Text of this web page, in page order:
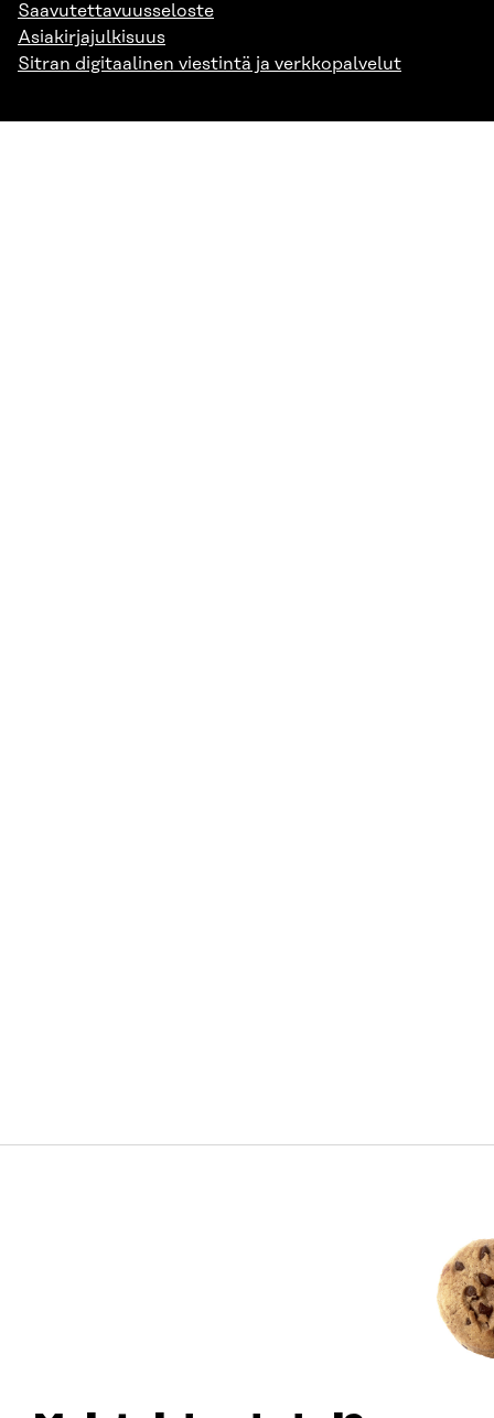
Saavutettavuusseloste
Asiakirjajulkisuus
Sitran digitaalinen viestintä ja verkkopalvelut